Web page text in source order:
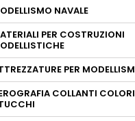
NAVALE
PER COSTRUZIONI
PER
COLLANTI COLORI